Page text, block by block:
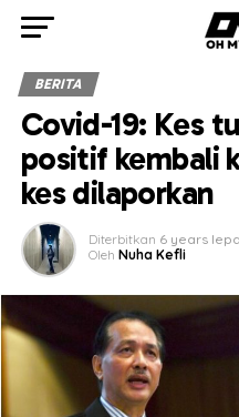
BERITA
Covid-19: Kes
positif kembali
kes dilaporkan
Diterbitkan 6 years
Oleh Nuha Kefli